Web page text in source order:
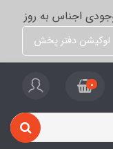
اجناس به روز
لوکیشن دفتر پخش
0